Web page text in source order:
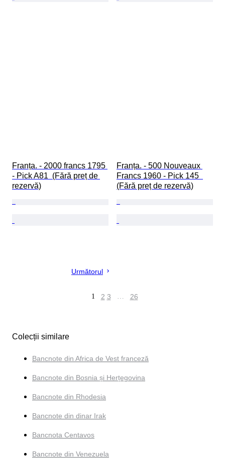
Franța. - 2000 francs 1795
- Pick A81  (Fără preț de
rezervă)
Franța. - 500 Nouveaux
Francs 1960 - Pick 145
(Fără preț de rezervă)
Următorul
1 2 3 … 26
Colecții similare
Bancnote din Africa de Vest franceză
Bancnote din Bosnia și Herțegovina
Bancnote din Rhodesia
Bancnote din dinar Irak
Bancnota Centavos
Bancnote din Venezuela